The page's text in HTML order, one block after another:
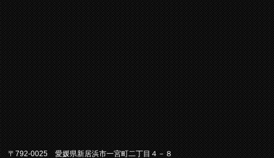
〒792-0025 愛媛県新居浜市一宮町二丁目４－８